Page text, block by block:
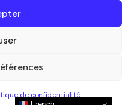
de confidentialité
GROUP© 2013-